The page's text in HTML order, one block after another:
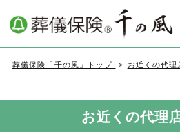
葬儀保険「千の風」トップ お近くの代理
お近くの代理